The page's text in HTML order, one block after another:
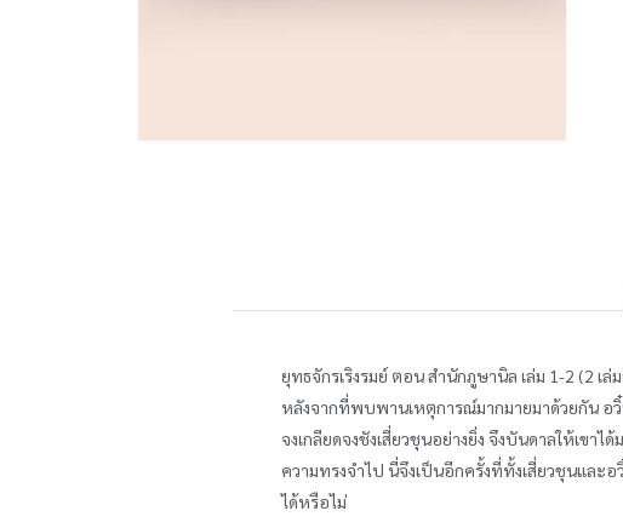
ยุทธจักรเริงรมย์ ตอน สำนักภูษานิล เล่ม 1-2 (2 เล่
หลังจากที่พบพานเหตุการณ์มากมายมาด้วยกัน อ
จงเกลียดจงชังเสี่ยวชุนอย่างยิ่ง จึงบันดาลให้เข
ความทรงจำไป นี่จึงเป็นอีกครั้งที่ทั้งเสี่ยวชุนแล
ได้หรือไม่